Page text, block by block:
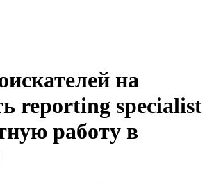
на
reporting specialist
работу в